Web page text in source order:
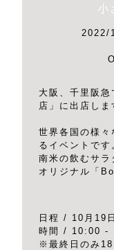
小
2022/
大阪、千里阪
店」に出店しま
世界各国の様々
るイベントです
南米の飲むサラ
オリジナル「
日程 / 10月19
時間 / 10:00 -
※最終日のみ